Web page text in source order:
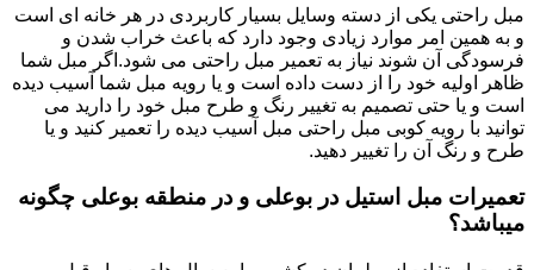
مبل راحتی یکی از دسته وسایل بسیار کاربردی در هر خانه ای است
و به همین امر موارد زیادی وجود دارد که باعث خراب شدن و
فرسودگی آن شوند نیاز به تعمیر مبل راحتی می شود.اگر مبل شما
ظاهر اولیه خود را از دست داده است و یا رویه مبل شما آسیب دیده
است و یا حتی تصمیم به تغییر رنگ و طرح مبل خود را دارید می
توانید با رویه کوبی مبل راحتی مبل آسیب دیده را تعمیر کنید و یا
طرح و رنگ آن را تغییر دهید.
تعمیرات مبل استیل در بوعلی و در منطقه بوعلی چگونه
میباشد؟